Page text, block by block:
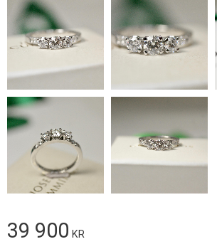
39 900 KR